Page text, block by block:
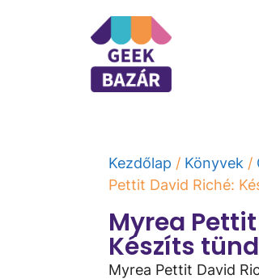
Kezdőlap / Könyvek /
Pettit David Riché:
Myrea
Készíts
Myrea Pettit David